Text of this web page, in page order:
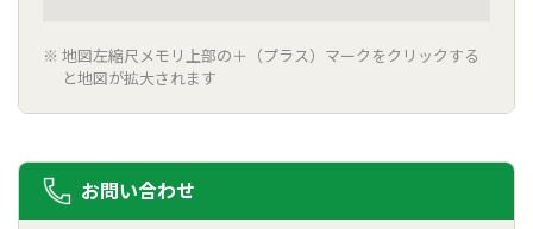
地図左縮尺メモリ上部の＋（プラス）マークをクリックする
と地図が拡大されます
お問い合わせ